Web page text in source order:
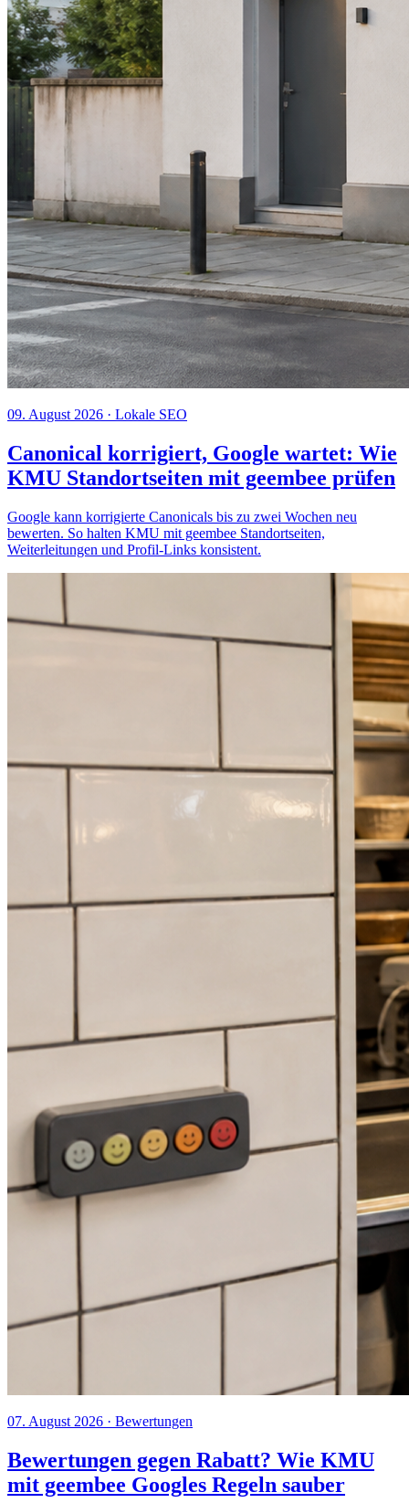
09. August 2026 · Lokale SEO
Canonical korrigiert, Google wartet: Wie
KMU Standortseiten mit geembee prüfen
Google kann korrigierte Canonicals bis zu zwei Wochen neu
bewerten. So halten KMU mit geembee Standortseiten,
Weiterleitungen und Profil-Links konsistent.
07. August 2026 · Bewertungen
Bewertungen gegen Rabatt? Wie KMU
mit geembee Googles Regeln sauber